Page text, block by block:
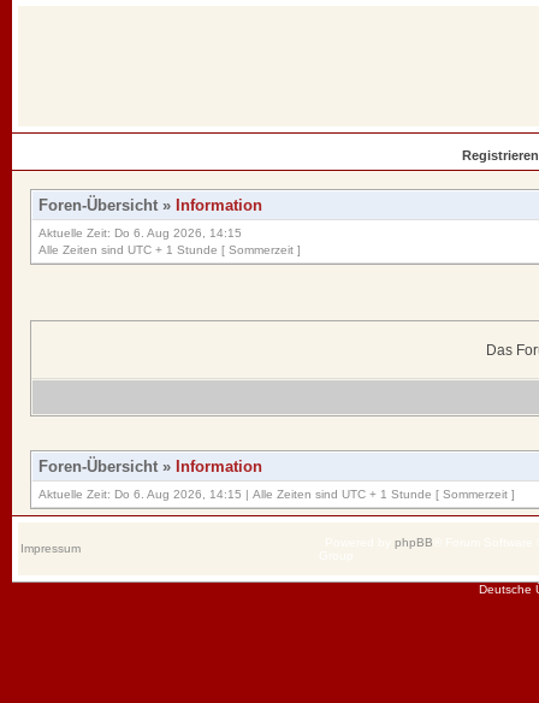
Registrieren
Foren-Übersicht » Information
Aktuelle Zeit: Do 6. Aug 2026, 14:15
Alle Zeiten sind UTC + 1 Stunde [ Sommerzeit ]
Das
Foren-Übersicht » Information
Aktuelle Zeit: Do 6. Aug 2026, 14:15 | Alle Zeiten sind UTC + 1 Stunde [ Sommerzeit ]
Impressum phpBB
Deutsche